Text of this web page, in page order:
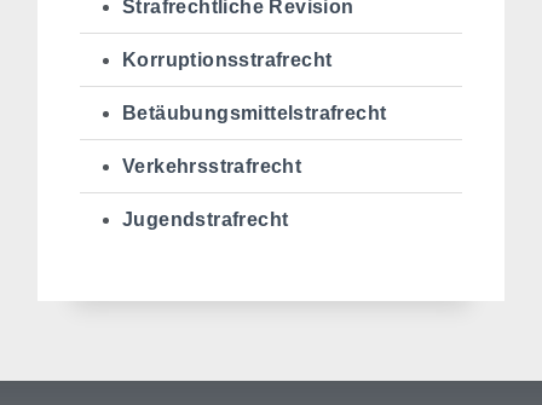
Strafrechtliche Revision
Korruptionsstrafrecht
Betäubungsmittelstrafrecht
Verkehrsstrafrecht
Jugendstrafrecht